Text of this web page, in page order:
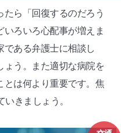
ら「回復するのだろう
ろいろ心配事が増えま
である弁護士に相談し
ょう。また適切な病院を
とは何より重要です。焦
きましょう。